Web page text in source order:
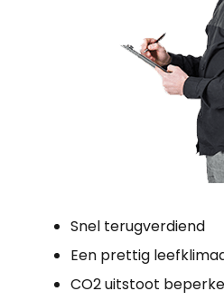
Snel terugverdiend
Een prettig
CO2 uitstoot